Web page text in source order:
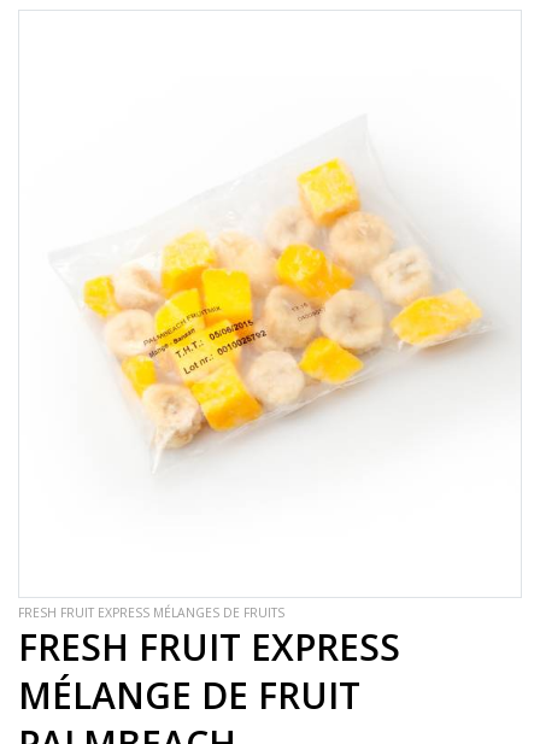
FRESH FRUIT EXPRESS MÉLANGES DE FRUITS
FRESH FRUIT EXPRESS
MÉLANGE DE FRUIT